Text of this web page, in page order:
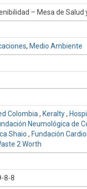
– Mesa de Salud
, Medio Ambiente
Colombia , Keralty,
Neumológica de
Shaio , Fundación
2 Worth
8-8